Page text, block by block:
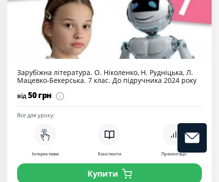
Зарубіжна література. О. Ніколенко, Н. Рудніцька, Л.
Мацевко-Бекерська. 7 клас. До підручника 2024 року
від50 грн
Все для уроку:
Інтерективи Конспекти Презентації
Купити